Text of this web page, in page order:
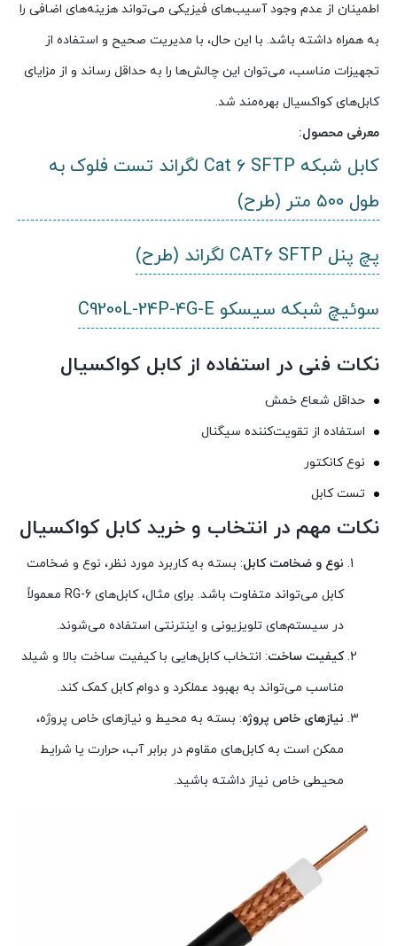
اطمینان از عدم وجود آسیب‌های فیزیکی می‌تواند هزینه‌های اضافی را
به همراه داشته باشد. با این حال، با مدیریت صحیح و استفاده از
تجهیزات مناسب، می‌توان این چالش‌ها را به حداقل رساند و از مزایای
کابل‌های کواکسیال بهره‌مند شد.
معرفی محصول:
کابل شبکه Cat 6 SFTP لگراند تست فلوک به
طول ۵۰۰ متر (طرح)
پچ پنل CAT6 SFTP لگراند (طرح)
سوئیچ شبکه سیسکو C9200L-24P-4G-E
نکات فنی در استفاده از کابل کواکسیال
حداقل شعاع خمش
استفاده از تقویت‌کننده سیگنال
نوع کانکتور
تست کابل
نکات مهم در انتخاب و خرید کابل کواکسیال
نوع و ضخامت کابل: بسته به کاربرد مورد نظر، نوع و ضخامت
کابل می‌تواند متفاوت باشد. برای مثال، کابل‌های RG-6 معمولاً
در سیستم‌های تلویزیونی و اینترنتی استفاده می‌شوند.
کیفیت ساخت: انتخاب کابل‌هایی با کیفیت ساخت بالا و شیلد
مناسب می‌تواند به بهبود عملکرد و دوام کابل کمک کند.
نیازهای خاص پروژه: بسته به محیط و نیازهای خاص پروژه،
ممکن است به کابل‌های مقاوم در برابر آب، حرارت یا شرایط
محیطی خاص نیاز داشته باشید.